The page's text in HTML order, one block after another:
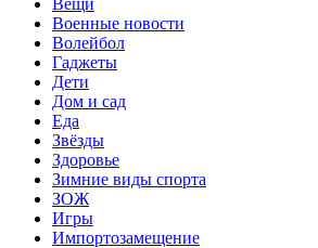
Военные новости
Волейбол
Гаджеты
Дети
Дом и сад
Еда
Звёзды
Здоровье
Зимние виды спорта
ЗОЖ
Игры
Импортозамещение